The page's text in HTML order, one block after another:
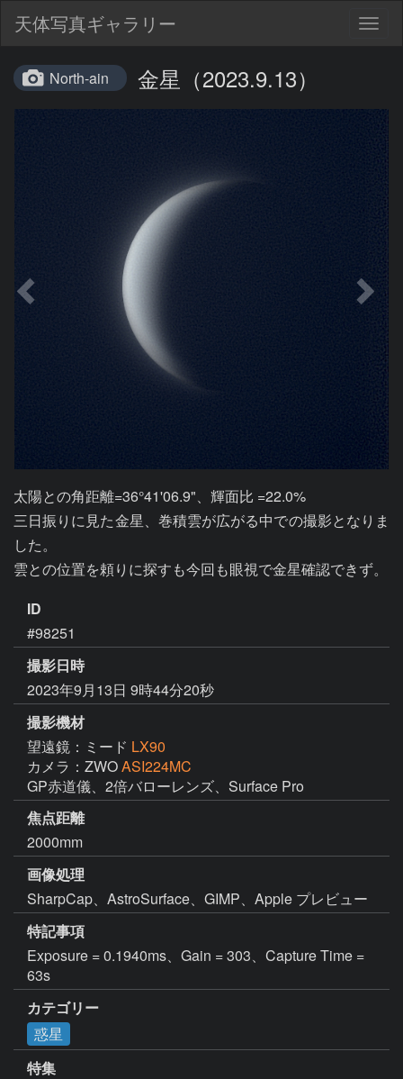
天体写真ギャラリー
North-ain 金星（2023.9.13）
太陽との角距離=36°41'06.9"、輝面比 =22.0%
三日振りに見た金星、巻積雲が広がる中での撮影となりま
した。
ID
#98251
撮影日時
2023年9月13日 9時44分20秒
撮影機材
望遠鏡：ミード LX90
カメラ：ZWOASI224MC
GP赤道儀、2倍バローレンズ、Surface Pro
焦点距離
2000mm
画像処理
SharpCap、AstroSurface、GIMP、Apple プレビュー
特記事項
Exposure = 0.1940ms、Gain = 303、Capture Time =
63s
カテゴリー
惑星
特集